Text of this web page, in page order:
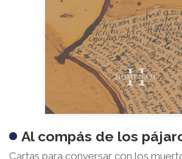
Al compás de los
Cartas para conversar con los